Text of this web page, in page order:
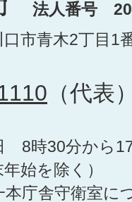
法人番号
市青木2丁目1
（代表
8時30分から
始を除く）
本庁舎守衛室に